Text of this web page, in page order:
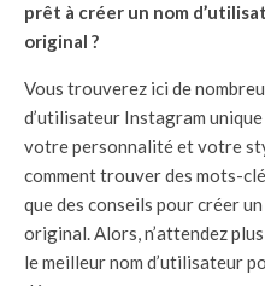
prêt à créer un nom
original ?
Vous trouverez ici de
d’utilisateur Instagram
votre personnalité et votre
comment trouver des mots-
que des conseils pour créer
original. Alors, n’attendez
le meilleur nom d’utilisateur